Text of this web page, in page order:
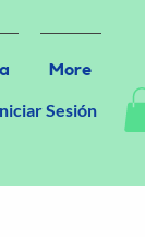
More
Sesión